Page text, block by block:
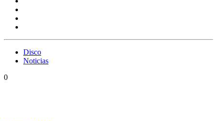
Disco
Noticias
0